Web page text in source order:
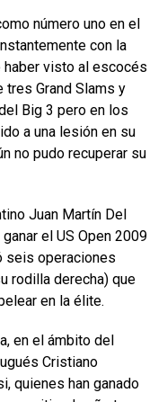
número uno en el
con la
haber visto al escocés
tres Grand Slams y
Big 3 pero en los
a una lesión en su
no pudo recuperar su
Juan Martín Del
el US Open 2009
seis operaciones
rodilla derecha) que
en la élite.
en el ámbito del
Cristiano
quienes han ganado